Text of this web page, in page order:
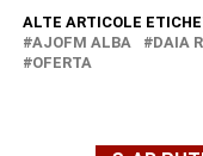
ALTE ARTICOLE
AJOFM ALBA
DAIA
OFERTA